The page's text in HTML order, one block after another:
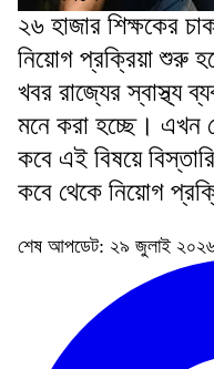
২৬ হাজার শিক্ষকের
নিয়োগ প্রক্রিয়া শুরু
খবর রাজ্যের স্বাস্থ্য
মনে করা হচ্ছে। এখন
কবে এই বিষয়ে
কবে থেকে নিয়োগ
শেষ আপডেট: ২৯ জুলাই